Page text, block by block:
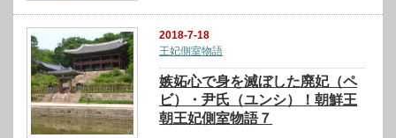
2018-7-18
王妃側室物語
嫉妬心で身を滅ぼした廃妃（ペ
ビ）・尹氏（ユンシ）！朝鮮王
朝王妃側室物語７